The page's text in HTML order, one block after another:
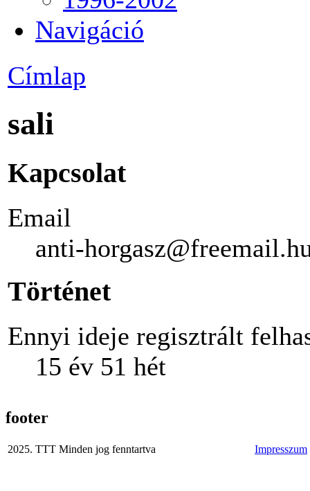
Navigáció
Címlap
sali
Kapcsolat
Email
anti-
Történet
Ennyi ideje regisztrált
15 év 51 hét
footer
2025. TTT Minden jog fenntartva Impresszum